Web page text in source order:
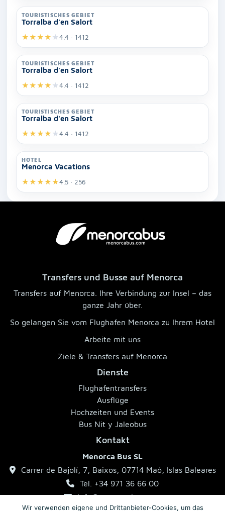
TOURISTISCHES GEBIET
Torralba d'en Salort
★★★★ ★4.4 · 1412
TOURISTISCHES GEBIET
Torralba d'en Salort
★★★★ ★4.4 · 1412
TOURISTISCHES GEBIET
Torralba d'en Salort
★★★★ ★4.4 · 1412
HOTEL
Menorca Vacations
★★★★★4.5 · 256
Transfers und Busse auf Menorca
Transfers auf Menorca. Ihre Verbindung zur Insel – das
ganze Jahr über.
So gelangen Sie vom Flughafen Menorca zu Ihrem Hotel
Arbeite mit uns
Ziele & Transfers auf Menorca
Dienste
Flughafentransfers
Ausflüge
Hochzeiten und Events
Bus Nit y Jaleobus
Kontakt
Menorca Bus SL
Carrer de Bajolí, 7, Baixos, 07714 Maó, Islas Baleares
Tel. +34 971 36 66 00
info@menorcabus.com
Wir verwenden eigene und Drittanbieter-Cookies, um das